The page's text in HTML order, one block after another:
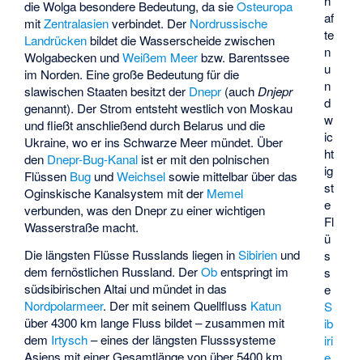
af
te
n
u
n
d
w
ic
ht
ig
st
e
Fl
ü
s
s
e
S
ib
iri
die Wolga besondere Bedeutung, da sieOsteuropa
mitZentralasienverbindet. Der Nordrussische
Landrückenbildet die Wasserscheide zwischen
Wolgabecken undWeißem Meerbzw. Barentssee
im Norden. Eine große Bedeutung für die
slawischen Staaten besitzt der Dnepr (auchDnjepr
genannt). Der Strom entsteht westlich von Moskau
und fließt anschließend durch Belarus und die
Ukraine, wo er ins Schwarze Meer mündet. Über
den Dnepr-Bug-Kanal ist er mit den polnischen
Flüssen Bug undWeichselsowie mittelbar über das
Oginskische Kanalsystem mit der Memel
verbunden, was den Dnepr zu einer wichtigen
Wasserstraße macht.
Die längsten Flüsse Russlands liegen inSibirien und
dem fernöstlichen Russland. DerObentspringt im
südsibirischen Altai und mündet in das
Nordpolarmeer. Der mit seinem Quellfluss Katun
über 4300 km lange Fluss bildet – zusammen mit
dem Irtysch– eines der längsten Flusssysteme